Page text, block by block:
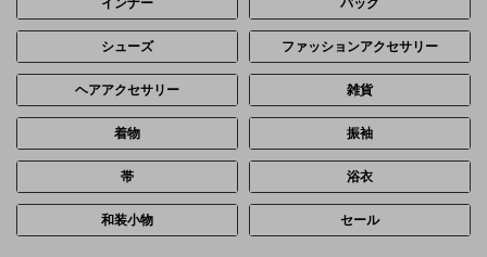
シューズ ファッションアクセサリー
ヘアアクセサリー 雑貨
着物 振袖
帯 浴衣
和装小物 セール